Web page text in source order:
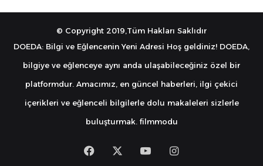
© Copyright 2019,Tüm Hakları Saklıdır
DOEDA: Bilgi ve Eğlencenin Yeni Adresi Hoş geldiniz! DOEDA,
bilgiye ve eğlenceye aynı anda ulaşabileceğiniz özel bir
platformdur. Amacımız, en güncel haberleri, ilgi çekici
içerikleri ve eğlenceli bilgilerle dolu makaleleri sizlerle
buluşturmak. filmmodu
FacebookYouTubeInstagram